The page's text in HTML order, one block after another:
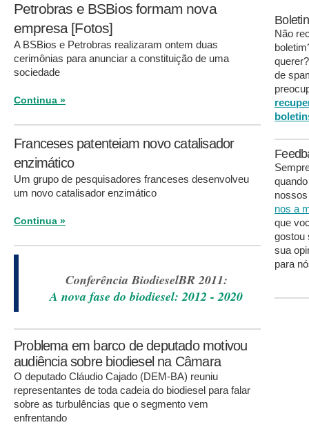
Petrobras e BSBios formam nova
empresa [Fotos]
A BSBios e Petrobras realizaram ontem duas
cerimônias para anunciar a constituição de uma
sociedade
Continua »
Franceses patenteiam novo catalisador
enzimático
Um grupo de pesquisadores franceses desenvolveu
um novo catalisador enzimático
Continua »
Conferência BiodieselBR 2011:
A nova fase do biodiesel: 2012 - 2020
Problema em barco de deputado motivou
audiência sobre biodiesel na Câmara
O deputado Cláudio Cajado (DEM-BA) reuniu
representantes de toda cadeia do biodiesel para falar
sobre as turbulências que o segmento vem
enfrentando
Não
de
nos a
que
gostou
sua
para